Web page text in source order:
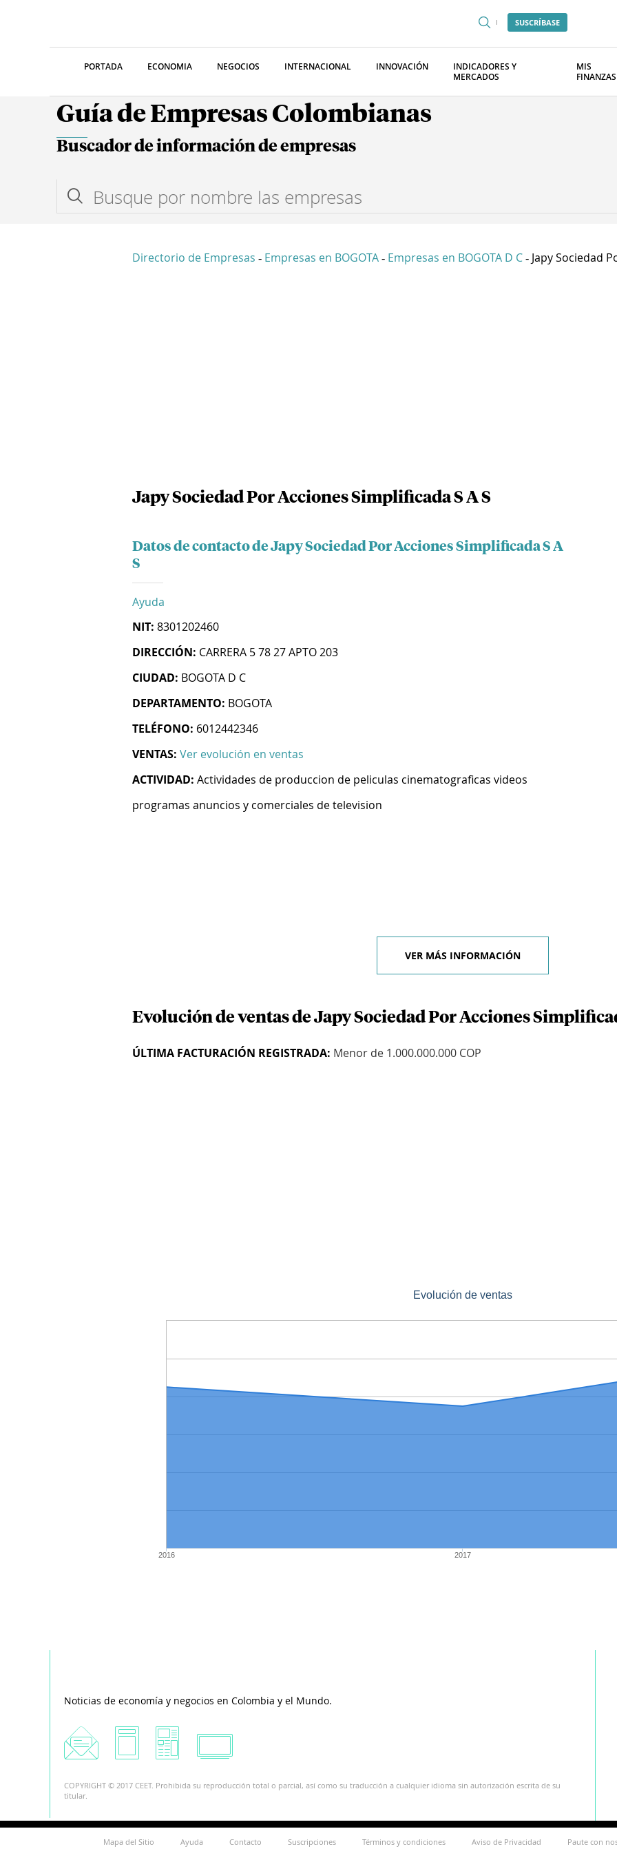
SUSCRÍBASE
PORTADA ECONOMIA NEGOCIOS INTERNACIONAL INNOVACIÓN
INDICADORES Y
MERCADOS
MIS
FINANZAS
Guía de Empresas Colombianas
Buscador de información de empresas
Directorio de Empresas - Empresas en BOGOTA - Empresas en BOGOTA D C - Japy Sociedad
Japy Sociedad Por Acciones Simplificada S A S
Datos de contacto de Japy Sociedad Por Acciones Simplificada S A
S
Ayuda
NIT: 8301202460
DIRECCIÓN: CARRERA 5 78 27 APTO 203
CIUDAD: BOGOTA D C
DEPARTAMENTO: BOGOTA
TELÉFONO: 6012442346
VENTAS: Ver evolución en ventas
ACTIVIDAD: Actividades de produccion de peliculas cinematograficas videos
programas anuncios y comerciales de television
VER MÁS INFORMACIÓN
Evolución de ventas de Japy Sociedad Por Acciones
ÚLTIMA FACTURACIÓN REGISTRADA: Menor de 1.000.000.000 COP
Evolución de ventas
2016 2017
Noticias de economía y negocios en Colombia y el Mundo.
COPYRIGHT © 2017 CEET. Prohibida su reproducción total o parcial, así como su traducción a cualquier idioma sin autorización escrita de su
titular.
Mapa del Sitio Ayuda Contacto Suscripciones Términos y condiciones Aviso de Privacidad Paute con